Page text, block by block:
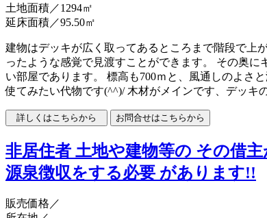
土地面積／1294㎡
延床面積／95.50㎡
建物はデッキが広く取ってあるところまで階段で上
ったような感覚で見渡すことができます。 その奥
い部屋であります。 標高も700ｍと、風通しのよさ
使てみたい代物です(^^)/ 木材がメインです、デッキ
非居住者 土地や建物等の その借
源泉徴収をする必要 があります!!
販売価格 ／